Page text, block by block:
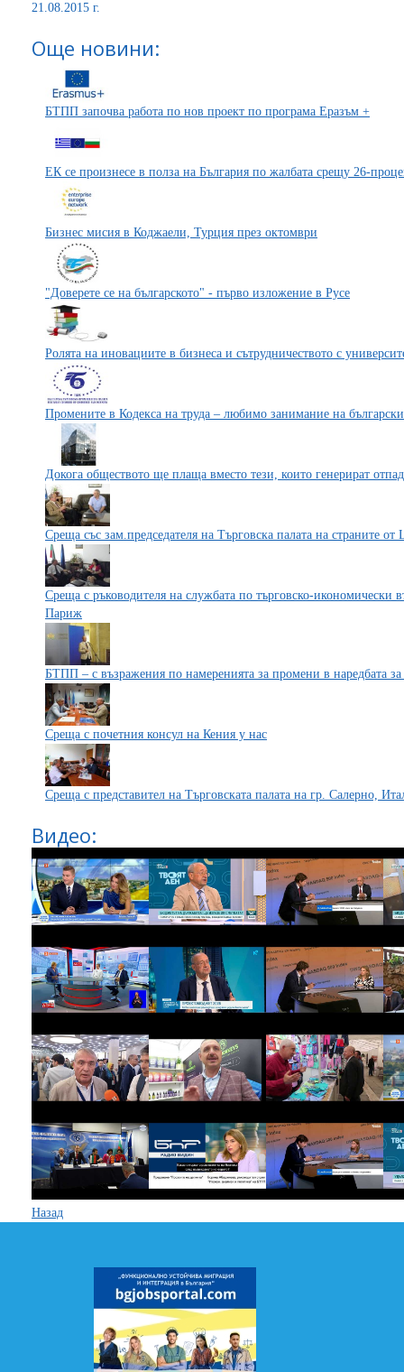
21.08.2015 г.
Още новини:
БТПП започва работа по нов проект по програма Еразъм +
ЕК се произнесе в полза на България по жалбата срещу 26-
Бизнес мисия в Коджаели, Турция през октомври
"Доверете се на българското" - първо изложение в Русе
Ролята на иновациите в бизнеса и сътрудничеството с
Промените в Кодекса на труда – любимо занимание на
Докога обществото ще плаща вместо тези, които генерират
Среща със зам.председателя на Търговска палата на страните
Среща с ръководителя на службата по търговско-икономически
Париж
БТПП – с възражения по намеренията за промени в наредбата за
Среща с почетния консул на Кения у нас
Среща с представител на Търговската палата на гр. Салерно,
Видео:
Назад